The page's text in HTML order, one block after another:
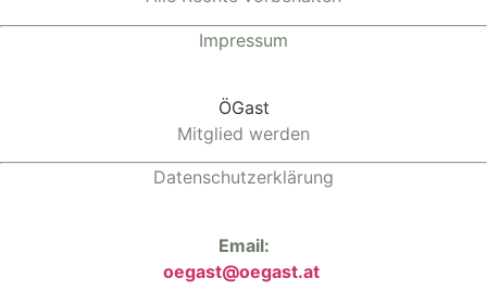
Impressum
ÖGast
Mitglied werden
Datenschutzerklärung
Email:
oegast@oegast.at